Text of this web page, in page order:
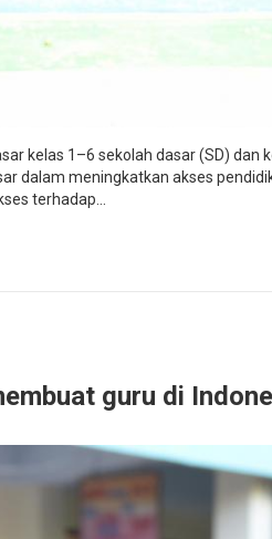
kelas 1–6 sekolah dasar (SD)
dalam meningkatkan akses
terhadap...
guru di